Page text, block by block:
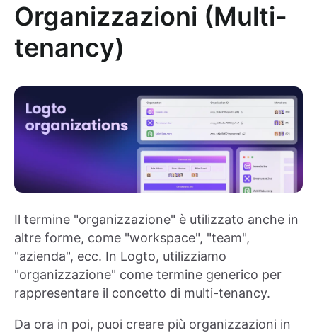
Organizzazioni (Multi-
tenancy)
Il termine "organizzazione" è utilizzato anche in
altre forme, come "workspace", "team",
"azienda", ecc. In Logto, utilizziamo
"organizzazione" come termine generico per
rappresentare il concetto di multi-tenancy.
Da ora in poi, puoi creare più organizzazioni in